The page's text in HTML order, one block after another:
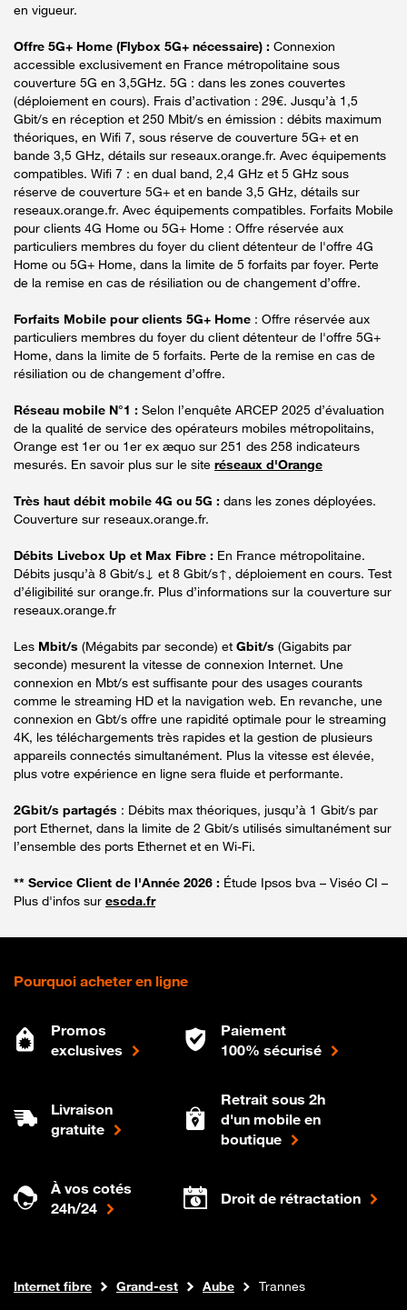
en vigueur.
Offre 5G+ Home (Flybox 5G+ nécessaire) : Connexion
accessible exclusivement en France métropolitaine sous
couverture 5G en 3,5GHz. 5G : dans les zones couvertes
(déploiement en cours). Frais d’activation : 29€. Jusqu’à 1,5
Gbit/s en réception et 250 Mbit/s en émission : débits maximum
théoriques, en Wifi 7, sous réserve de couverture 5G+ et en
bande 3,5 GHz, détails sur reseaux.orange.fr. Avec équipements
compatibles. Wifi 7 : en dual band, 2,4 GHz et 5 GHz sous
réserve de couverture 5G+ et en bande 3,5 GHz, détails sur
reseaux.orange.fr. Avec équipements compatibles. Forfaits Mobile
pour clients 4G Home ou 5G+ Home : Offre réservée aux
particuliers membres du foyer du client détenteur de l'offre 4G
Home ou 5G+ Home, dans la limite de 5 forfaits par foyer. Perte
de la remise en cas de résiliation ou de changement d’offre.
Forfaits Mobile pour clients 5G+ Home : Offre réservée aux
particuliers membres du foyer du client détenteur de l'offre 5G+
Home, dans la limite de 5 forfaits. Perte de la remise en cas de
résiliation ou de changement d’offre.
Réseau mobile N°1 : Selon l’enquête ARCEP 2025 d’évaluation
de la qualité de service des opérateurs mobiles métropolitains,
Orange est 1er ou 1er ex æquo sur 251 des 258 indicateurs
mesurés. En savoir plus sur le site réseaux d'Orange
Très haut débit mobile 4G ou 5G : dans les zones déployées.
Couverture sur reseaux.orange.fr.
Débits Livebox Up et Max Fibre : En France métropolitaine.
Débits jusqu’à 8 Gbit/s↓ et 8 Gbit/s↑, déploiement en cours. Test
d’éligibilité sur orange.fr. Plus d’informations sur la couverture sur
reseaux.orange.fr
Les Mbit/s (Mégabits par seconde) et Gbit/s (Gigabits par
seconde) mesurent la vitesse de connexion Internet. Une
connexion en Mbt/s est suffisante pour des usages courants
comme le streaming HD et la navigation web. En revanche, une
connexion en Gbt/s offre une rapidité optimale pour le streaming
4K, les téléchargements très rapides et la gestion de plusieurs
appareils connectés simultanément. Plus la vitesse est élevée,
plus votre expérience en ligne sera fluide et performante.
2Gbit/s partagés : Débits max théoriques, jusqu’à 1 Gbit/s par
port Ethernet, dans la limite de 2 Gbit/s utilisés simultanément sur
l’ensemble des ports Ethernet et en Wi-Fi.
** Service Client de l'Année 2026 : Étude Ipsos bva – Viséo CI –
Plus d'infos sur escda.fr
Pourquoi acheter en ligne
Promos
exclusives
Paiement
100% sécurisé
Livraison
gratuite
Retrait sous 2h
d'un mobile en
boutique
À vos cotés
24h/24
Droit de rétractation
Boutique Orange
Internet fibre Grand-est Aube Trannes